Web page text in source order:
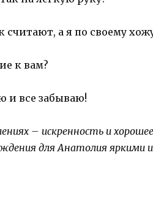
считают, а я по своему
к вам?
и все забываю!
– искренность и
для Анатолия яркими